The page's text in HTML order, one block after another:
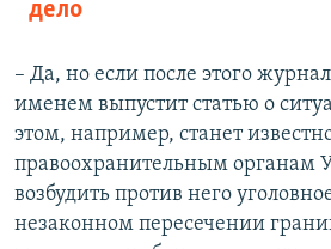
дело
– Да, но если после этого
именем выпустит статью о
этом, например, станет
правоохранительным органам
возбудить против него
незаконном пересечении